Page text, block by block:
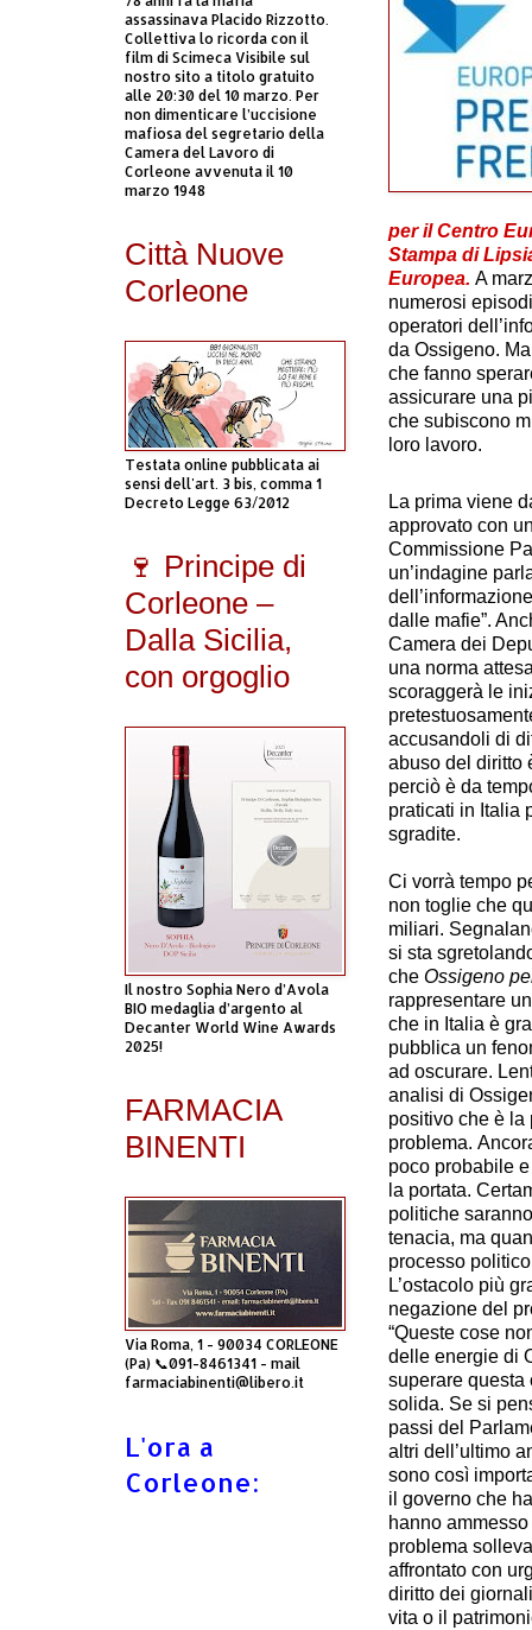
per il Centro
Stampa di
Europea. A
numerosi
operatori
da Ossigeno.
che fanno
assicurare una
che subiscono
loro lavoro.
La prima viene
approvato con
Commissione
un’indagine
dalle mafie”.
Camera dei
una norma
scoraggerà le
accusandoli di
abuso del diritto
perciò è da
praticati in Italia
sgradite.
Ci vorrà tempo
non toglie che
miliari.
si sta
che Ossigeno
rappresentare
che in Italia è
pubblica un
ad oscurare.
analisi di
positivo che è la
problema.
poco probabile
la portata.
politiche
tenacia, ma
processo
L’ostacolo più
negazione del
“Queste cose
delle energie di
superare questa
solida. Se si
passi del
altri dell’ultimo
sono così
il governo che
hanno
problema
affrontato con
diritto dei
vita o il
assassinava Placido Rizzotto.
Collettiva lo ricorda con il
film di Scimeca Visibile sul
nostro sito a titolo gratuito
alle 20:30 del 10 marzo. Per
non dimenticare l’uccisione
mafiosa del segretario della
Camera del Lavoro di
Corleone avvenuta il 10
marzo 1948
Città Nuove
Corleone
Testata online pubblicata ai
sensi dell'art. 3 bis, comma 1
Decreto Legge 63/2012
🍷 Principe di
Corleone –
Dalla Sicilia,
con orgoglio
Il nostro Sophia Nero d’Avola
BIO medaglia d’argento al
Decanter World Wine Awards
2025!
FARMACIA
BINENTI
Via Roma, 1 - 90034 CORLEONE
(Pa) 📞091-8461341 - mail
farmaciabinenti@libero.it
L'ora a
Corleone: